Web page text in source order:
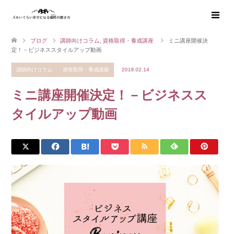
ブログ 講師向けコラム 資格取得・養成講座
ミニ講座開催決
定！－ビジネススタイルアップ動画
講師向けコラム 資格取得・養成講座 2018.02.14
ミニ講座開催決定！－ビジネスス
タイルアップ動画